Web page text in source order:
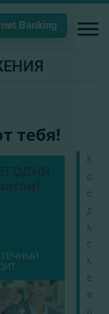
Banking
тебя!
о
в